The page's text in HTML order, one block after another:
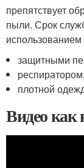
препятствует
пыли. Срок
защитными
респиратором;
плотной
Видео как